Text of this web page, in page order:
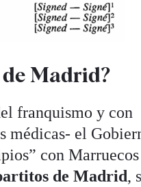
Madrid?
franquismo y con
médicas- el
con
de Madrid,